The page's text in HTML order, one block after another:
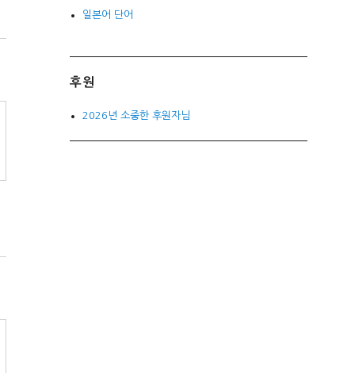
일본어 단어
후원
2026년 소중한 후원자님